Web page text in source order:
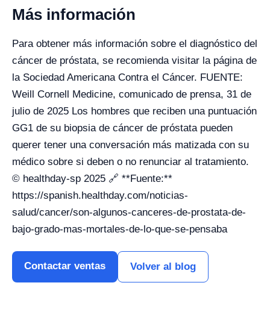
Más información
Para obtener más información sobre el diagnóstico del
cáncer de próstata, se recomienda visitar la página de
la Sociedad Americana Contra el Cáncer. FUENTE:
Weill Cornell Medicine, comunicado de prensa, 31 de
julio de 2025 Los hombres que reciben una puntuación
GG1 de su biopsia de cáncer de próstata pueden
querer tener una conversación más matizada con su
médico sobre si deben o no renunciar al tratamiento.
© healthday-sp 2025 🔗 **Fuente:**
https://spanish.healthday.com/noticias-
salud/cancer/son-algunos-canceres-de-prostata-de-
bajo-grado-mas-mortales-de-lo-que-se-pensaba
Contactar ventas Volver al blog